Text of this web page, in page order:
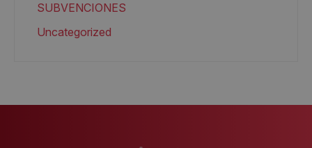
SUBVENCIONES
Uncategorized